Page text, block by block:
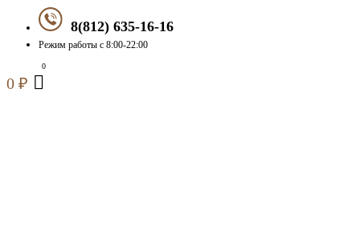
8(812) 635-16-16
Режим работы с 8:00-22:00
0 ₽